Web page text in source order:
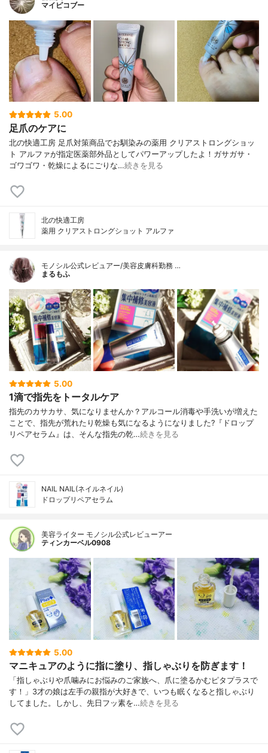
マイピコブー
5.00
足爪のケアに
北の快適工房 足爪対策商品でお馴染みの薬用 クリアストロングショッ
ト アルファが指定医薬部外品としてパワーアップしたよ！ガサガサ・
ゴワゴワ・乾燥によるにごりな…続きを見る
北の快適工房
薬用 クリアストロングショット アルファ
モノシル公式レビュアー/美容皮膚科勤務 …
まるもふ
5.00
1滴で指先をトータルケア
指先のカサカサ、気になりませんか？アルコール消毒や手洗いが増えた
ことで、指先が荒れたり乾燥も気になるようになりました?『ドロップ
リペアセラム』は、そんな指先の乾…続きを見る
NAIL NAIL(ネイルネイル)
ドロップリペアセラム
美容ライター モノシル公式レビューアー
ティンカーベル0908
5.00
マニキュアのように指に塗り、指しゃぶりを防ぎます！
「指しゃぶりや爪噛みにお悩みのご家族へ、爪に塗るかむピタプラスで
す！」3才の娘は左手の親指が大好きで、いつも眠くなると指しゃぶり
してました。しかし、先日フッ素を…続きを見る